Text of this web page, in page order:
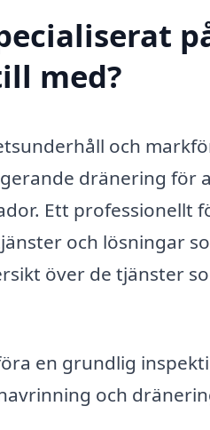
med?
och
dränering för
Ett professionellt
och lösningar
över de tjänster
en grundlig
och